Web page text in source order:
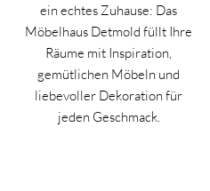
ein echtes Zuhause: Das
Möbelhaus Detmold füllt Ihre
Räume mit Inspiration,
gemütlichen Möbeln und
liebevoller Dekoration für
jeden Geschmack.